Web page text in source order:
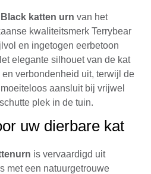
katten urn van het
kwaliteitsmerk Terrybear
en ingetogen eerbetoon
elegante silhouet van de kat
verbondenheid uit, terwijl de
aansluit bij vrijwel
plek in de tuin.
uw dierbare kat
is vervaardigd uit
met een natuurgetrouwe